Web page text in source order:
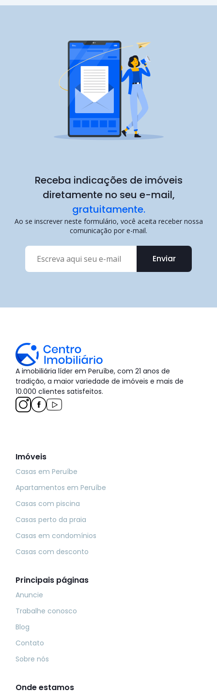
Receba indicações de imóveis
diretamente no seu e-mail,
gratuitamente.
Enviar
Ao se inscrever neste formulário, você aceita receber nossa
comunicação por e-mail.
A imobiliária líder em Peruíbe, com 21 anos de
tradição, a maior variedade de imóveis e mais de
10.000 clientes satisfeitos.
Imóveis
Casas em Peruíbe
Apartamentos em Peruíbe
Casas com piscina
Casas perto da praia
Casas em condomínios
Casas com desconto
Principais páginas
Anuncie
Trabalhe conosco
Blog
Contato
Sobre nós
Onde estamos